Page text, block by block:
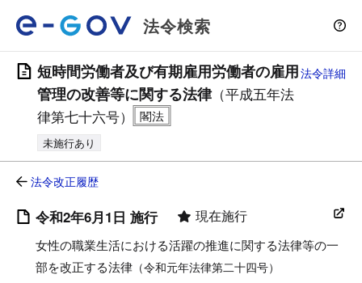
法令検索
短時間労働者及び有期雇用労働者の雇用
管理の改善等に関する法律（平成五年法
律第七十六号）
未施行あり
法令詳細
法令改正履歴
令和2年6月1日 施行 現在施行
女性の職業生活における活躍の推進に関する法律等の一
部を改正する法律 （令和元年法律第二十四号）